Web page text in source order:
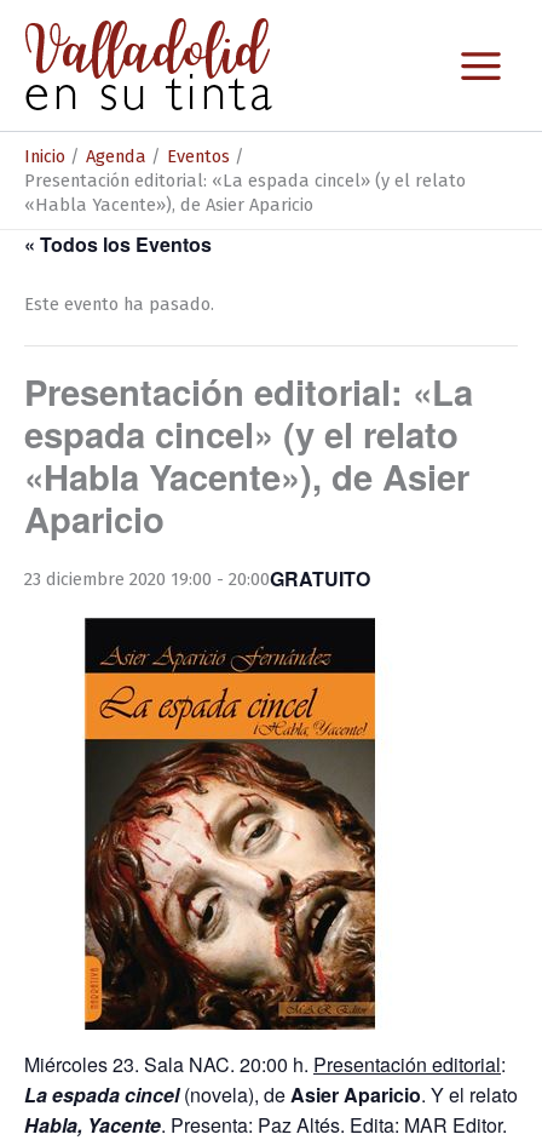
contenido
Inicio Agenda
Eventos
Presentación editorial: «La espada cincel» (y el relato
«Habla Yacente»), de Asier Aparicio
« Todos los Eventos
Este evento ha pasado.
Presentación editorial: «La
espada cincel» (y el relato
«Habla Yacente»), de Asier
Aparicio
23 diciembre 2020 19:00 - 20:00GRATUITO
Miércoles 23. Sala NAC. 20:00 h. Presentación editorial:
La espada cincel(novela), de Asier Aparicio. Y el relato
Habla, Yacente. Presenta: Paz Altés. Edita: MAR Editor.